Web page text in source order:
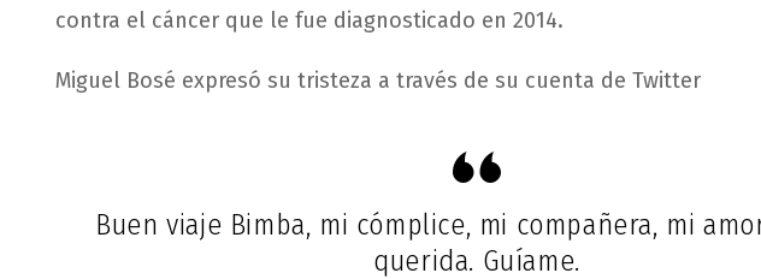
contra el cáncer que le fue diagnosticado en 2014.
Miguel Bosé expresó su tristeza a través de su cuenta de Twitter
Buen viaje Bimba, mi cómplice, mi compañera, mi
querida. Guíame.